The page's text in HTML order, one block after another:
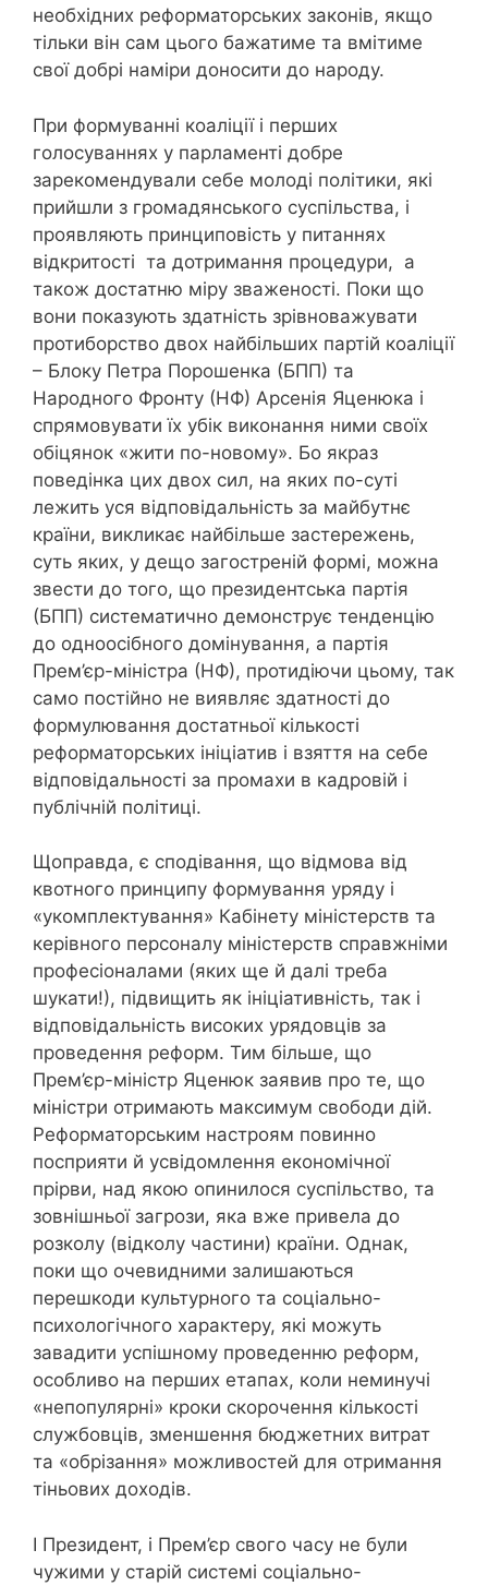
необхідних реформаторських законів, якщо
тільки він сам цього бажатиме та вмітиме
свої добрі наміри доносити до народу.
При формуванні коаліції і перших
голосуваннях у парламенті добре
зарекомендували себе молоді політики, які
прийшли з громадянського суспільства, і
проявляють принциповість у питаннях
відкритості та дотримання процедури, а
також достатню міру зваженості. Поки що
вони показують здатність зрівноважувати
протиборство двох найбільших партій коаліції
– Блоку Петра Порошенка (БПП) та
Народного Фронту (НФ) Арсенія Яценюка і
спрямовувати їх убік виконання ними своїх
обіцянок «жити по-новому». Бо якраз
поведінка цих двох сил, на яких по-суті
лежить уся відповідальність за майбутнє
країни, викликає найбільше застережень,
суть яких, у дещо загостреній формі, можна
звести до того, що президентська партія
(БПП) систематично демонструє тенденцію
до одноосібного домінування, а партія
Прем’єр-міністра (НФ), протидіючи цьому, так
само постійно не виявляє здатності до
формулювання достатньої кількості
реформаторських ініціатив і взяття на себе
відповідальності за промахи в кадровій і
публічній політиці.
Щоправда, є сподівання, що відмова від
квотного принципу формування уряду і
«укомплектування» Кабінету міністерств та
керівного персоналу міністерств справжніми
професіоналами (яких ще й далі треба
шукати!), підвищить як ініціативність, так і
відповідальність високих урядовців за
проведення реформ. Тим більше, що
Прем’єр-міністр Яценюк заявив про те, що
міністри отримають максимум свободи дій.
Реформаторським настроям повинно
посприяти й усвідомлення економічної
прірви, над якою опинилося суспільство, та
зовнішньої загрози, яка вже привела до
розколу (відколу частини) країни. Однак,
поки що очевидними залишаються
перешкоди культурного та соціально-
психологічного характеру, які можуть
завадити успішному проведенню реформ,
особливо на перших етапах, коли неминучі
«непопулярні» кроки скорочення кількості
службовців, зменшення бюджетних витрат
та «обрізання» можливостей для отримання
тіньових доходів.
І Президент, і Прем’єр свого часу не були
чужими у старій системі соціально-